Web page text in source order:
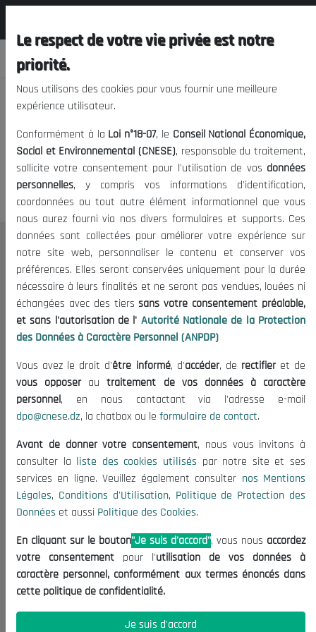
Nous vous prions de nous
excuser, mais l'accès à ce
contenu est restreint.
Le CNESE
A Propos
Le président
Organisation
Publications
Informations utiles
Appels d'offres et Consultations
Mentions Légales
Conditions d'Utilisation
Politique de Protection des Données
Politique des Cookies
Nous Contacter
(+213) 021 98 01 00|01|02
contact@cnese.dz
Suggestions ou Initiatives ?
Newsletter
dernières nouvelles.
Le respect de votre vie privée est notre
priorité.
Nous utilisons des cookies pour vous fournir une meilleure
expérience utilisateur.
Conformément à la Loi n°18-07, le Conseil National Économique,
Social et Environnemental (CNESE), responsable du traitement,
sollicite votre consentement pour l'utilisation de vos données
personnelles, y compris vos informations d'identification,
coordonnées ou tout autre élément informationnel que vous
nous aurez fourni via nos divers formulaires et supports. Ces
données sont collectées pour améliorer votre expérience sur
notre site web, personnaliser le contenu et conserver vos
préférences. Elles seront conservées uniquement pour la durée
nécessaire à leurs finalités et ne seront pas vendues, louées ni
échangées avec des tierssans votre consentement préalable,
et sans l'autorisation de l' Autorité Nationale de la Protection
des Données à Caractère Personnel (ANPDP)
Vous avez le droit d'être informé, d'accéder, de rectifieret de
vous opposerautraitement de vos données à caractère
personnel, en nous contactant via l'adresse e-mail
dpo@cnese.dz, la chatbox ou le formulaire de contact.
Avant de donner votre consentement, nous vous invitons à
consulter la liste des cookies utilisés par notre site et ses
services en ligne. Veuillez également consulter nos Mentions
Légales, Conditions d'Utilisation, Politique de Protection des
Données et aussi Politique des Cookies.
En cliquant sur le bouton"Je suis d'accord", vous nous accordez
votre consentement pour l'utilisation de vos données à
caractère personnel, conformément aux termes énoncés dans
cette politique de confidentialité.
Je suis d'accord